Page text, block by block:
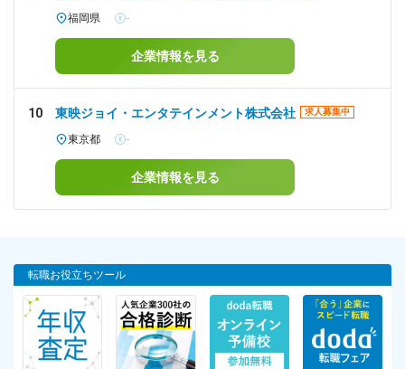
福岡県 -
企業情報を見る
10 東映ジョイ・エンタテインメント株式会社 求人募集中
東京都 -
企業情報を見る
転職お役立ちツール